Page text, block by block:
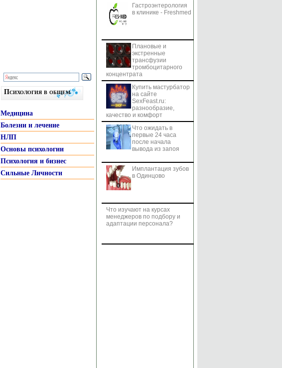
Психология в общем
Медицина
Болезни и лечение
НЛП
Основы психологии
Психология и бизнес
Сильные Личности
Гастроэнтерология
в клинике - Freshmed
Плановые и
экстренные
трансфузии
тромбоцитарного
концентрата
Купить мастурбатор
на сайте
SexFeast.ru:
разнообразие,
качество и комфорт
Что ожидать в
первые 24 часа
после начала
вывода из запоя
Имплантация зубов
в Одинцово
Что изучают на курсах
менеджеров по подбору и
адаптации персонала?